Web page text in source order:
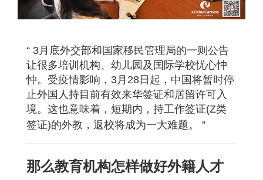
“ 3月底外交部和国家移民管理局的一则公告
让很多培训机构、幼儿园及国际学校忧心忡
忡。受疫情影响，3月28日起，中国将暂时停
止外国人持目前有效来华签证和居留许可入
境。这也意味着，短期内，持工作签证(Z类
签证)的外教，返校将成为一大难题。 ”
那么教育机构怎样做好外籍人才